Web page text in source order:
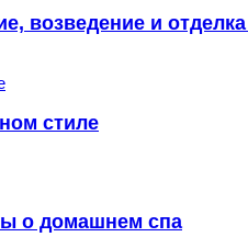
возведение и
стиле
о домашнем спа